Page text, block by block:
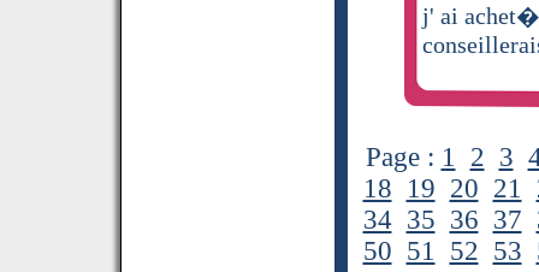
j' ai
Page : 1 2 3
18 19 20 21
34 35 36 37
50 51 52 53